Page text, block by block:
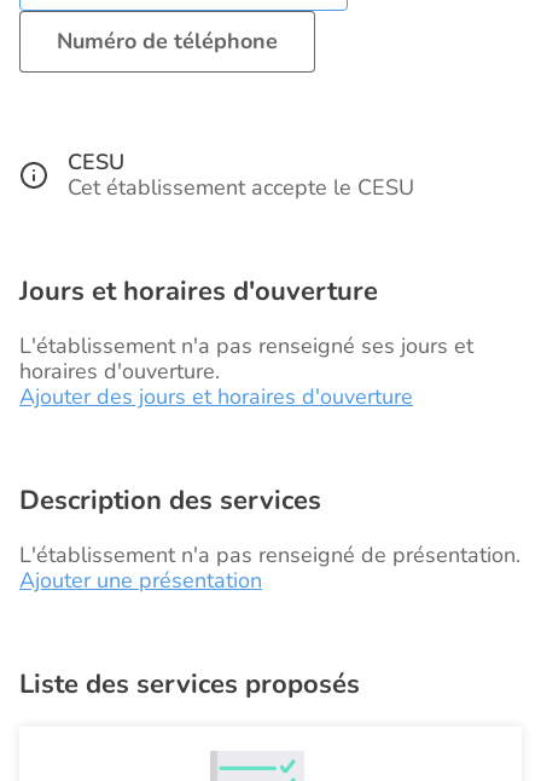
Numéro de téléphone
CESU
Cet établissement accepte le CESU
Jours et horaires d'ouverture
L'établissement n'a pas renseigné ses jours et
horaires d'ouverture.
Ajouter des jours et horaires d'ouverture
Description des services
L'établissement n'a pas renseigné de présentation.
Ajouter une présentation
Liste des services proposés